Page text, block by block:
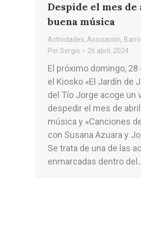
Despide el mes
buena música
Actividades, Asociación,
PorSergio 26 abril, 2024
El próximo domingo, 28
el Kiosko «El Jardín de
del Tío Jorge acoge un
despedir el mes de
música y «Canciones
con Susana Azuara y
Se trata de una de las
enmarcadas dentro